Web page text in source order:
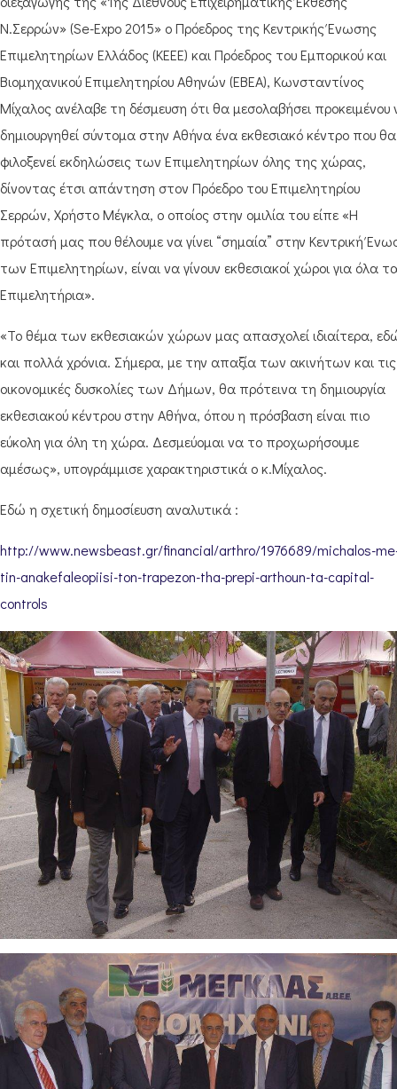
Ν.Σερρών» (Se-Expo 2015» ο Πρόεδρος της Κεντρικής Ένωσης
Επιμελητηρίων Ελλάδος (ΚΕΕΕ) και Πρόεδρος του Εμπορικού και
Βιομηχανικού Επιμελητηρίου Αθηνών (ΕΒΕΑ), Κωνσταντίνος
Μίχαλος ανέλαβε τη δέσμευση ότι θα μεσολαβήσει προκειμένου
δημιουργηθεί σύντομα στην Αθήνα ένα εκθεσιακό κέντρο που θα
φιλοξενεί εκδηλώσεις των Επιμελητηρίων όλης της χώρας,
δίνοντας έτσι απάντηση στον Πρόεδρο του Επιμελητηρίου
Σερρών, Χρήστο Μέγκλα, ο οποίος στην ομιλία του είπε «Η
πρότασή μας που θέλουμε να γίνει “σημαία” στην Κεντρική
των Επιμελητηρίων, είναι να γίνουν εκθεσιακοί χώροι για όλα
Επιμελητήρια».
«Το θέμα των εκθεσιακών χώρων μας απασχολεί ιδιαίτερα,
και πολλά χρόνια. Σήμερα, με την απαξία των ακινήτων και τις
οικονομικές δυσκολίες των Δήμων, θα πρότεινα τη δημιουργία
εκθεσιακού κέντρου στην Αθήνα, όπου η πρόσβαση είναι πιο
εύκολη για όλη τη χώρα. Δεσμεύομαι να το προχωρήσουμε
αμέσως», υπογράμμισε χαρακτηριστικά ο κ.Μίχαλος.
Εδώ η σχετική δημοσίευση αναλυτικά :
http://www.newsbeast.gr/financial/arthro/1976689/michalos-
tin-anakefaleopiisi-ton-trapezon-tha-prepi-arthoun-ta-capital-
controls